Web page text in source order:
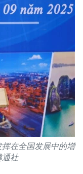
在全国发展中的增
通社